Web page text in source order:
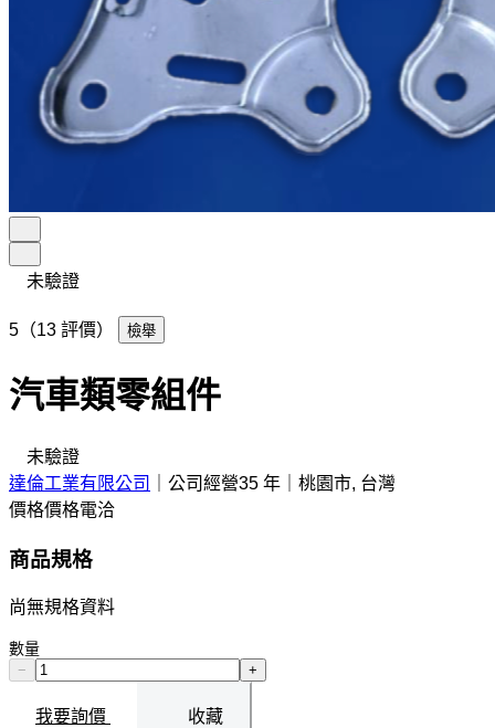
未驗證
5（13 評價） 檢舉
汽車類零組件
未驗證
達倫工業有限公司
公司經營35 年
桃園市, 台灣
價格價格電洽
商品規格
尚無規格資料
數量
− +
我要詢價 收藏